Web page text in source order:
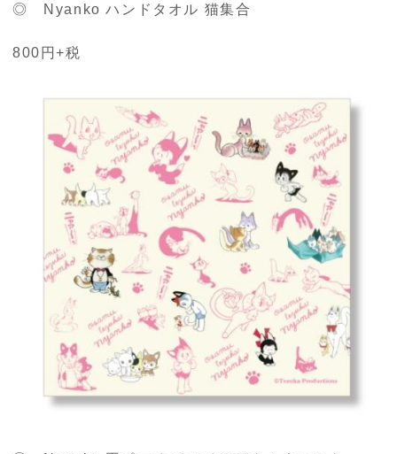
◎ Nyanko ハンドタオル 猫集合
800円+税